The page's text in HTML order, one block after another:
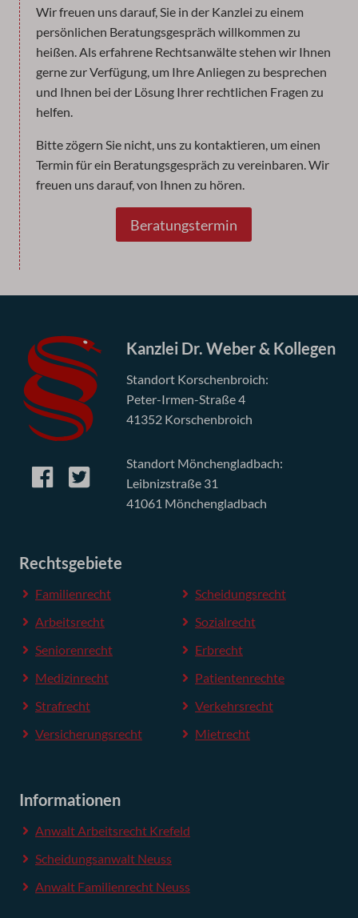
Wir freuen uns darauf, Sie in der Kanzlei zu einem
persönlichen Beratungsgespräch willkommen zu
heißen. Als erfahrene Rechtsanwälte stehen wir Ihnen
gerne zur Verfügung, um Ihre Anliegen zu besprechen
und Ihnen bei der Lösung Ihrer rechtlichen Fragen zu
helfen.
Bitte zögern Sie nicht, uns zu kontaktieren, um einen
Termin für ein Beratungsgespräch zu vereinbaren. Wir
freuen uns darauf, von Ihnen zu hören.
Beratungstermin
Kanzlei Dr. Weber & Kollegen
Standort Korschenbroich:
Peter-Irmen-Straße 4
41352 Korschenbroich
Standort Mönchengladbach:
Leibnizstraße 31
41061 Mönchengladbach
Rechtsgebiete
Familienrecht
Scheidungsrecht
Arbeitsrecht
Sozialrecht
Seniorenrecht
Erbrecht
Medizinrecht
Patientenrechte
Strafrecht
Verkehrsrecht
Versicherungsrecht
Mietrecht
Informationen
Anwalt Arbeitsrecht Krefeld
Scheidungsanwalt Neuss
Anwalt Familienrecht Neuss